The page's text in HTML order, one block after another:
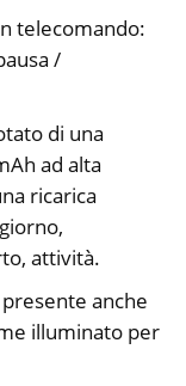
telecomando:
/
di una
ad alta
ricarica
attività.
anche
illuminato per